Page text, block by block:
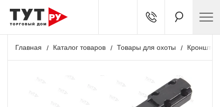
Главная Каталог товаров Товары для охоты